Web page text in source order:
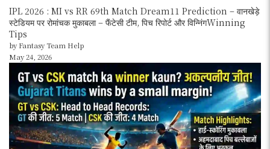
IPL 2026 : MI vs RR 69th Match Dream11 Prediction – वानखेड़े
स्टेडियम पर रोमांचक मुकाबला – फैंटेसी टीम, पिच रिपोर्ट और विन्निंगWinning
Tips
by Fantasy Team Help
May 24, 2026